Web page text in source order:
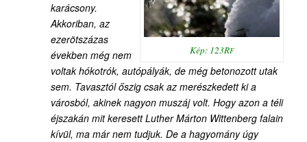
Kép: 123RF
karácsony.
Akkoriban, az
ezerötszázas
években még nem
voltak hókotrók, autópályák, de még betonozott utak
sem. Tavasztól őszig csak az merészkedett ki a
városból, akinek nagyon muszáj volt. Hogy azon a téli
éjszakán mit keresett Luther Márton Wittenberg falain
kívül, ma már nem tudjuk. De a hagyomány úgy